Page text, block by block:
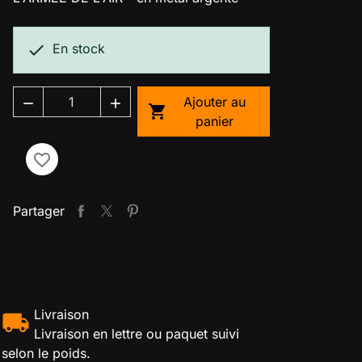
 En stock
  
Ajouter au
panier
favorite_border
Partager
Livraison
Livraison en lettre ou paquet suivi
selon le poids.